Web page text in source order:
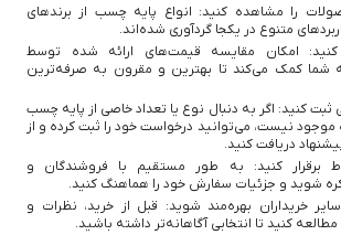
را مشاهده کنید: انواع پایه چسب از برندهای
متنوع در یکجا گردآوری شده‌اند.
امکان مقایسه قیمت‌های ارائه شده توسط
شما کمک می‌کند تا بهترین و مقرون به صرفه‌ترین
کنید: اگر به دنبال نوع یا تعداد خاصی از پایه چسب
نیست، می‌توانید درخواست خود را ثبت کرده و از
دریافت کنید.
برقرار کنید: به طور مستقیم با فروشندگان و
شوید و جزئیات سفارش خود را هماهنگ کنید.
خریداران بهره‌مند شوید: قبل از خرید، نظرات و
مطالعه کنید تا انتخابی آگاهانه‌تر داشته باشید.